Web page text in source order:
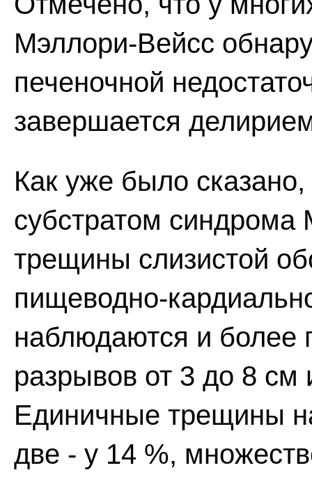
Мэллори-Вейсс
печеночной
завершается
Как уже было
субстратом
трещины слизистой
пищеводно-
наблюдаются и более
разрывов от 3 до 8
Единичные трещины
две - у 14 %,